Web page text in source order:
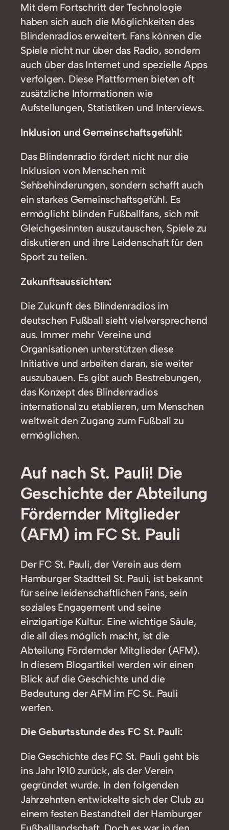
Mit dem Fortschritt der Technologie
haben sich auch die Möglichkeiten des
Blindenradios erweitert. Fans können die
Spiele nicht nur über das Radio, sondern
auch über das Internet und spezielle Apps
verfolgen. Diese Plattformen bieten oft
zusätzliche Informationen wie
Aufstellungen, Statistiken und Interviews.
Inklusion und Gemeinschaftsgefühl:
Das Blindenradio fördert nicht nur die
Inklusion von Menschen mit
Sehbehinderungen, sondern schafft auch
ein starkes Gemeinschaftsgefühl. Es
ermöglicht blinden Fußballfans, sich mit
Gleichgesinnten auszutauschen, Spiele zu
diskutieren und ihre Leidenschaft für den
Sport zu teilen.
Zukunftsaussichten:
Die Zukunft des Blindenradios im
deutschen Fußball sieht vielversprechend
aus. Immer mehr Vereine und
Organisationen unterstützen diese
Initiative und arbeiten daran, sie weiter
auszubauen. Es gibt auch Bestrebungen,
das Konzept des Blindenradios
international zu etablieren, um Menschen
weltweit den Zugang zum Fußball zu
ermöglichen.
Auf nach St. Pauli! Die
Geschichte der Abteilung
Fördernder Mitglieder
(AFM) im FC St. Pauli
Der FC St. Pauli, der Verein aus dem
Hamburger Stadtteil St. Pauli, ist bekannt
für seine leidenschaftlichen Fans, sein
soziales Engagement und seine
einzigartige Kultur. Eine wichtige Säule,
die all dies möglich macht, ist die
Abteilung Fördernder Mitglieder (AFM).
In diesem Blogartikel werden wir einen
Blick auf die Geschichte und die
Bedeutung der AFM im FC St. Pauli
werfen.
Die Geburtsstunde des FC St. Pauli:
Die Geschichte des FC St. Pauli geht bis
ins Jahr 1910 zurück, als der Verein
gegründet wurde. In den folgenden
Jahrzehnten entwickelte sich der Club zu
einem festen Bestandteil der Hamburger